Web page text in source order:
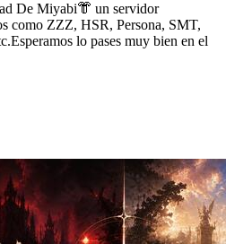
De Miyabi👘 un servidor
como ZZZ, HSR, Persona, SMT,
lo pases muy bien en el